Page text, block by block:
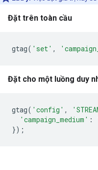
Đặt trên toàn cầu
gtag( 'set' ,
Đặt cho một luồng duy
gtag( 'config' ,
'campaign_medium' :
});